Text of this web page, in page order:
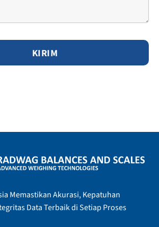
Memastikan Akurasi, Kepatuhan
Data Terbaik di Setiap Proses